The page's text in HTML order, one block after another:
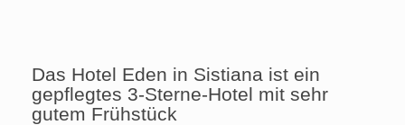
Das Hotel Eden in Sistiana ist ein
gepflegtes 3-Sterne-Hotel mit sehr
gutem Frühstück